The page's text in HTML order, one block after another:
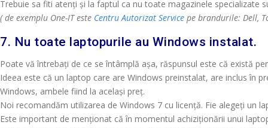
Trebuie sa fiti atenți și la faptul ca nu toate magazinele specializate
( de exemplu One-IT este Centru Autorizat Service pe brandurile: Dell,
7. Nu toate laptopurile au Windows instalat.
Poate vă întrebați de ce se întâmplă așa, răspunsul este că există
Ideea este că un laptop care are Windows preinstalat, are inclus în
Windows, ambele fiind la același preț.
Noi recomandăm utilizarea de Windows 7 cu licență. Fie alegeți un
Este important de menționat că în momentul achiziționării unui